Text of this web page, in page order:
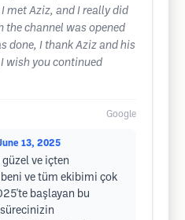
met Aziz, and I really did
the channel was opened
done, I thank Aziz and his
wish you continued
Google
13, 2025
ve içten
ve tüm ekibimi çok
başlayan bu